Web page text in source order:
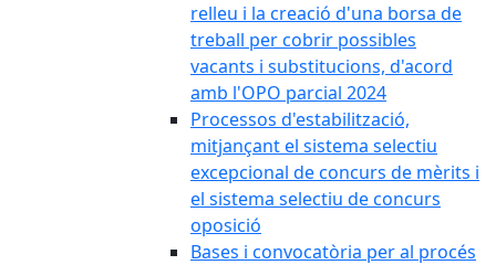
relleu i la creació d'una borsa de
treball per cobrir possibles
vacants i substitucions, d'acord
amb l'OPO parcial 2024
Processos d'estabilització,
mitjançant el sistema selectiu
excepcional de concurs de mèrits i
el sistema selectiu de concurs
oposició
Bases i convocatòria per al procés